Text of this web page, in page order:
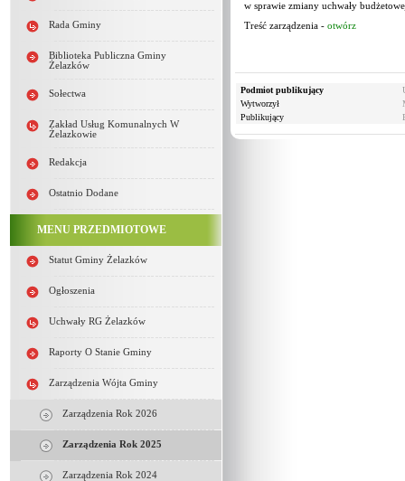
Rada Gminy
Biblioteka Publiczna Gminy
Żelazków
Sołectwa
Zakład Usług Komunalnych W
Żelazkowie
Redakcja
Ostatnio Dodane
MENU PRZEDMIOTOWE
Statut Gminy Żelazków
Ogłoszenia
Uchwały RG Żelazków
Raporty O Stanie Gminy
Zarządzenia Wójta Gminy
Zarządzenia Rok 2026
Zarządzenia Rok 2025
Zarządzenia Rok 2024
w sprawie zmiany uchwały
Treść zarządzenia - otwórz
Podmiot publikujący
Wytworzył
Publikujący